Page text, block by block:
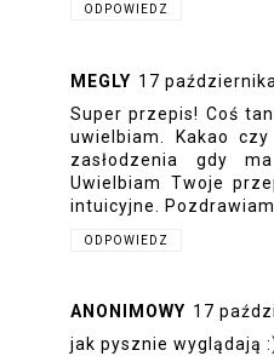
ODPOWIEDZ
MEGLY 17
Super przepis! Coś
uwielbiam. Kakao
zasłodzenia gdy
Uwielbiam Twoje
intuicyjne.
ODPOWIEDZ
ANONIMOWY 17
jak pysznie wyglądają